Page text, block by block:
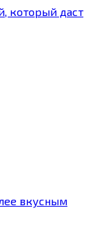
который даст
вкусным